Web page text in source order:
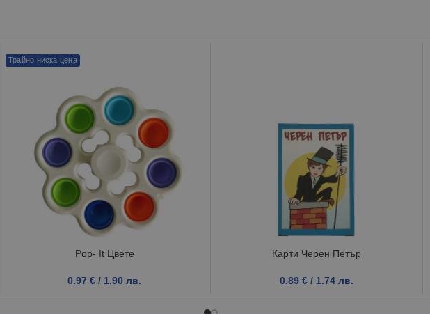
Трайно ниска цена
Pop- It Цвете
0.97 € / 1.90 лв.
Карти Черен Петър
0.89 € / 1.74 лв.